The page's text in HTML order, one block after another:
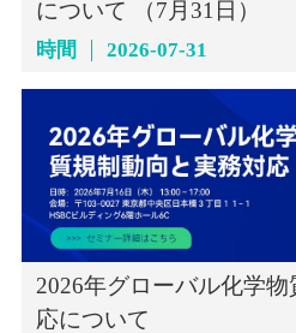
について （7月31日）
時間 2026-07-31
2026年グローバル化学
応について